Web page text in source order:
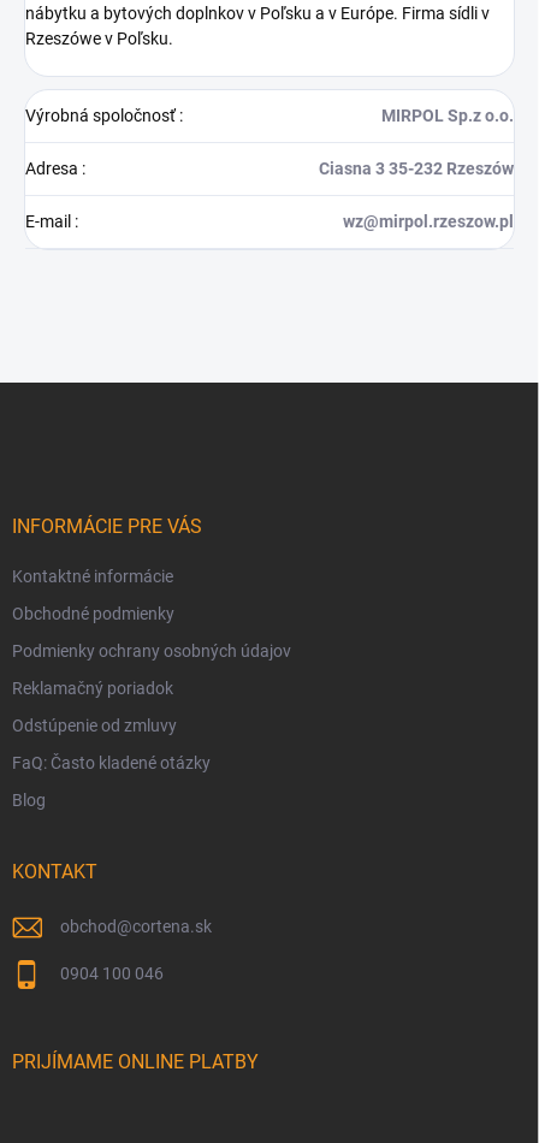
nábytku a bytových doplnkov v Poľsku a v Európe. Firma sídli v
Rzeszówe v Poľsku.
Výrobná spoločnosť: MIRPOL Sp.z o.o.
Adresa : Ciasna 3 35-232 Rzeszów
E-mail : wz@mirpol.rzeszow.pl
INFORMÁCIE PRE VÁS
Kontaktné informácie
Obchodné podmienky
Podmienky ochrany osobných údajov
Reklamačný poriadok
Odstúpenie od zmluvy
FaQ: Často kladené otázky
Blog
KONTAKT
obchod@cortena.sk
0904 100 046
PRIJÍMAME ONLINE PLATBY